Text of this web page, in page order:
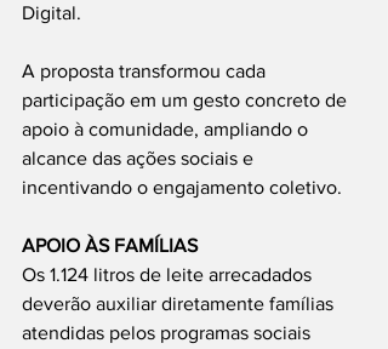
Digital.
A proposta transformou cada
participação em um gesto concreto de
apoio à comunidade, ampliando o
alcance das ações sociais e
incentivando o engajamento coletivo.
APOIO ÀS FAMÍLIAS
Os 1.124 litros de leite arrecadados
deverão auxiliar diretamente famílias
atendidas pelos programas sociais